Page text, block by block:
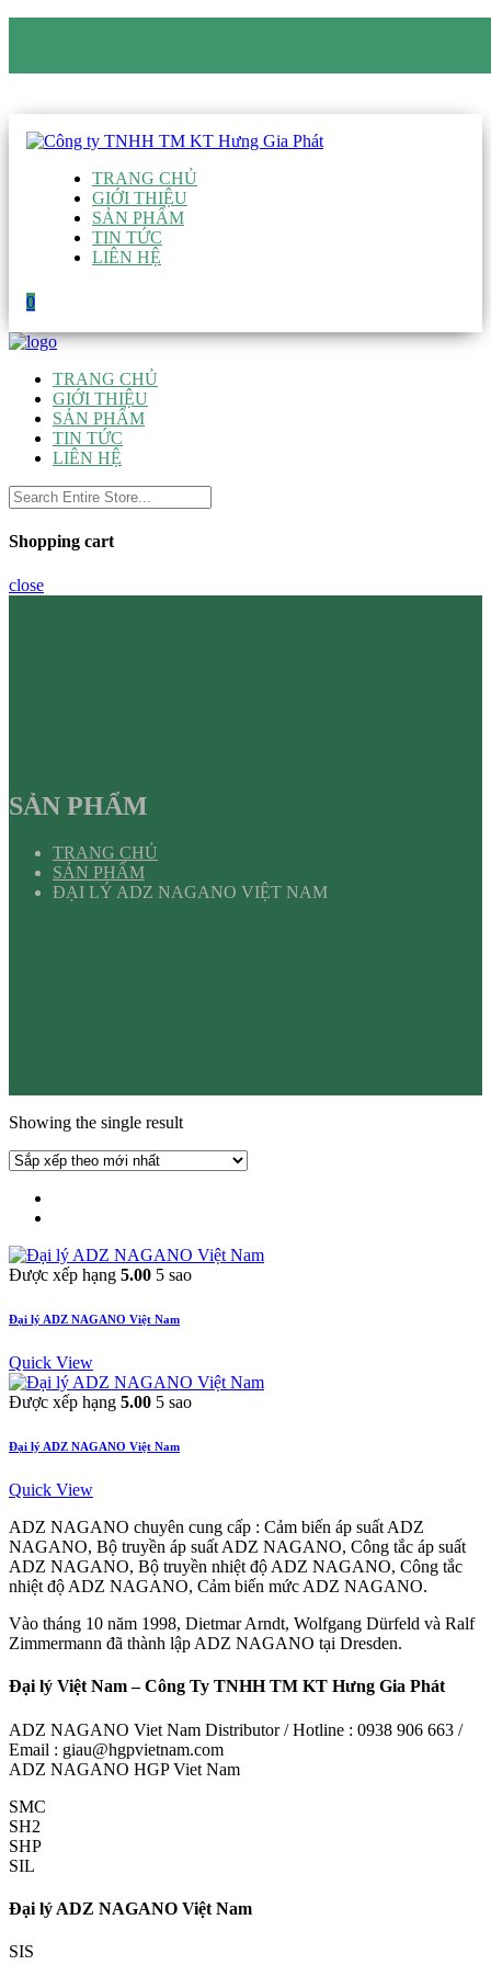
TRANG CHỦ
GIỚI THIỆU
SẢN PHẨM
TIN TỨC
LIÊN HỆ
0
TRANG CHỦ
GIỚI THIỆU
SẢN PHẨM
TIN TỨC
LIÊN HỆ
Shopping cart
close
SẢN PHẨM
TRANG CHỦ
SẢN PHẨM
ĐẠI LÝ ADZ NAGANO VIỆT NAM
Showing the single result
Được xếp hạng 5.00 5 sao
Đại lý ADZ NAGANO Việt Nam
Quick View
Được xếp hạng 5.00 5 sao
Đại lý ADZ NAGANO Việt Nam
Quick View
ADZ NAGANO chuyên cung cấp : Cảm biến áp suất ADZ
NAGANO, Bộ truyền áp suất ADZ NAGANO, Công tắc áp suất
ADZ NAGANO, Bộ truyền nhiệt độ ADZ NAGANO, Công tắc
nhiệt độ ADZ NAGANO, Cảm biến mức ADZ NAGANO.
Vào tháng 10 năm 1998, Dietmar Arndt, Wolfgang Dürfeld và Ralf
Zimmermann đã thành lập ADZ NAGANO tại Dresden.
Đại lý Việt Nam – Công Ty TNHH TM KT Hưng Gia Phát
ADZ NAGANO Viet Nam Distributor / Hotline : 0938 906 663 /
Email : giau@hgpvietnam.com
ADZ NAGANO HGP Viet Nam
SMC
SH2
SHP
SIL
Đại lý ADZ NAGANO Việt Nam
SIS